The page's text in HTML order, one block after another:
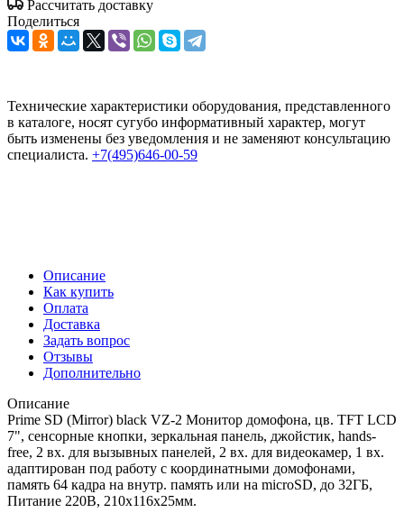
Рассчитать доставку
Поделиться
Технические характеристики оборудования, представленного
в каталоге, носят сугубо информативный характер, могут
быть изменены без уведомления и не заменяют консультацию
специалиста. +7(495)646-00-59
Описание
Как купить
Оплата
Доставка
Задать вопрос
Отзывы
Дополнительно
Описание
Prime SD (Mirror) black VZ-2 Монитор домофона, цв. TFT LCD
7", сенсорные кнопки, зеркальная панель, джойстик, hands-
free, 2 вх. для вызывных панелей, 2 вх. для видеокамер, 1 вх.
адаптирован под работу с координатными домофонами,
память 64 кадра на внутр. память или на microSD, до 32ГБ,
Питание 220В, 210х116х25мм.